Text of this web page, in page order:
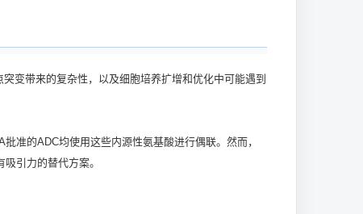
变带来的复杂性，以及细胞培养扩增和优化中可能遇到
准的ADC均使用这些内源性氨基酸进行偶联。然而，
引力的替代方案。